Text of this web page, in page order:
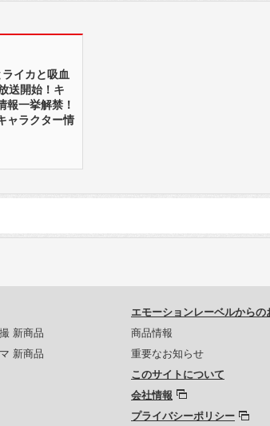
イカと吸血
送開始！キ
報一挙解禁！
ャラクター情
新商品
新商品
エモーションレーベルからの
商品情報
重要なお知らせ
このサイトについて
会社情報
プライバシーポリシー